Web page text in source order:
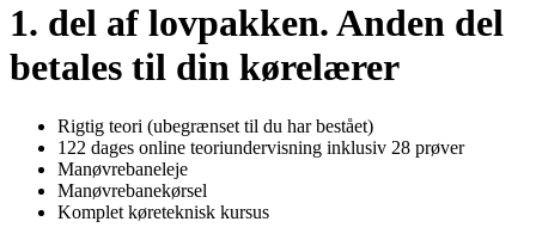
1. del af lovpakken. Anden del
betales til din kørelærer
Rigtig teori (ubegrænset til du har bestået)
122 dages online teoriundervisning inklusiv 28 prøver
Manøvrebaneleje
Manøvrebanekørsel
Komplet køreteknisk kursus